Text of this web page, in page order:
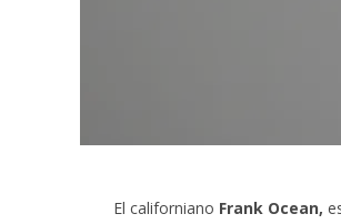
El californiano Frank Ocean,